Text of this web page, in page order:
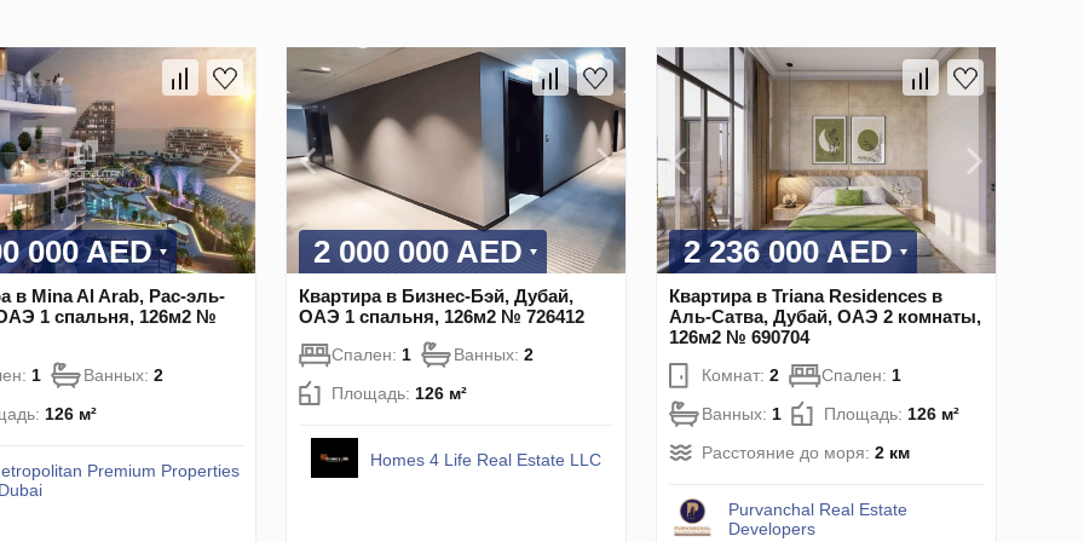
000 AED
в Mina Al Arab, Рас-эль-
1 спальня, 126м2 №
1 Ванных: 2
126 м²
Premium Properties
2 000 000 AED
Квартира в Бизнес-Бэй, Дубай,
ОАЭ 1 спальня, 126м2 № 726412
Спален: 1 Ванных: 2
Площадь: 126 м²
Homes 4 Life Real Estate LLC
2 236 000 AED
Квартира в Triana Residences в
Аль-Сатва, Дубай, ОАЭ 2 комнаты,
126м2 № 690704
Комнат: 2 Спален: 1
Ванных: 1 Площадь: 126 м²
Расстояние до моря: 2 км
Purvanchal Real Estate
Developers